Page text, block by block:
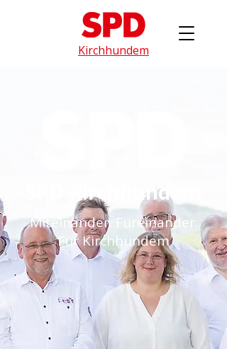
Kirchhundem
SPD Kirchhundem
Miteinander. Füreinander.
Für Kirchhundem